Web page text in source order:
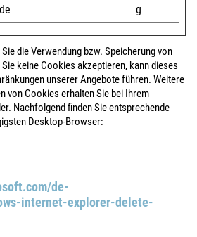
g
die Verwendung bzw. Speicherung von
keine Cookies akzeptieren, kann dieses
unserer Angebote führen. Weitere
von Cookies erhalten Sie bei Ihrem
Nachfolgend finden Sie entsprechende
Desktop-Browser:
de-
internet-explorer-delete-